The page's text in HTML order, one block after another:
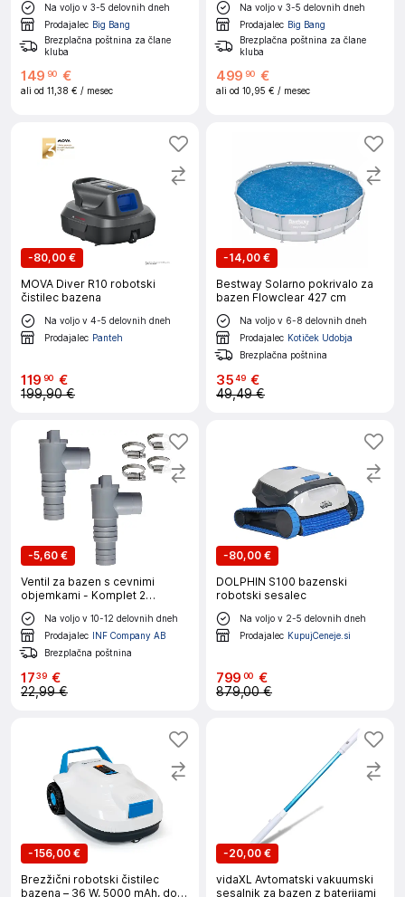
Na voljo v 3-5 delovnih dneh
Prodajalec Big Bang
Brezplačna poštnina za člane
kluba
149 90 €
ali od 11,38 € / mesec
Na voljo v 3-5 delovnih dneh
Prodajalec Big Bang
Brezplačna poštnina za člane
kluba
499 90 €
ali od 10,95 € / mesec
-80,00 €
MOVA Diver R10 robotski
čistilec bazena
Na voljo v 4-5 delovnih dneh
Prodajalec Panteh
119 90 €
199,90 €
-14,00 €
Bestway Solarno pokrivalo za
bazen Flowclear 427 cm
Na voljo v 6-8 delovnih dneh
Prodajalec Kotiček Udobja
Brezplačna poštnina
3549 €
49,49 €
-5,60 €
Ventil za bazen s cevnimi
objemkami - Komplet 2
ventilov in 4 objemk
Na voljo v 10-12 delovnih dneh
Prodajalec INF Company AB
Brezplačna poštnina
1739 €
22,99 €
-80,00 €
DOLPHIN S100 bazenski
robotski sesalec
Na voljo v 2-5 delovnih dneh
Prodajalec KupujCeneje.si
799 00 €
879,00 €
-156,00 €
Brezžični robotski čistilec
bazena – 36 W, 5000 mAh, do
-20,00 €
vidaXL Avtomatski vakuumski
sesalnik za bazen z baterijami